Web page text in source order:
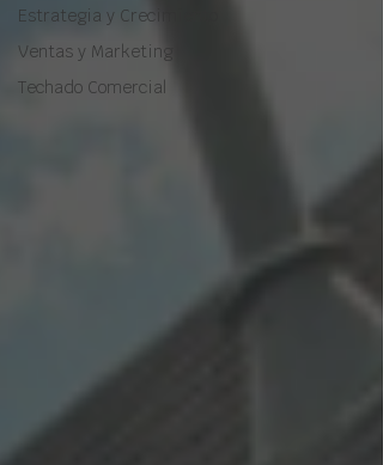
Estrategia y Crecimiento
Ventas y Marketing
Techado Comercial